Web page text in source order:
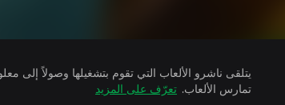
تمارس الألعاب. تعرّف على المزيد